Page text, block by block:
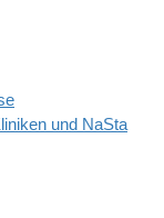
und NaSta